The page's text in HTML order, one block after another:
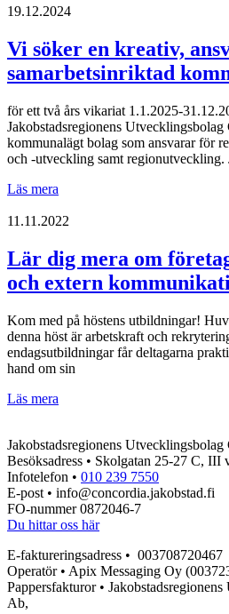
19.12.2024
Vi söker en kreativ,
samarbetsinriktad
för ett två års vikariat 1.1.2025-
Jakobstadsregionens Utvecklingsbolag
kommunalägt bolag som ansvarar för
och -utveckling samt regionutveckling.
Läs mera
en
ansvarsfull
och
samarbetsinriktad
11.11.2022
Lär dig mera om
och extern
Kom med på höstens utbildningar!
denna höst är arbetskraft och
endagsutbildningar får deltagarna
hand om sin
Läs mera
om
företagspresentationer
och
extern
kommunikation
Jakobstadsregionens
Besöksadress • Skolgatan 25-27 C, III
Infotelefon • 010 239 7550
E-post • info@concordia.jakobstad.fi
FO-nummer 0872046-7
Du hittar oss här
E-faktureringsadress • 003708720467
Operatör • Apix Messaging Oy
Pappersfakturor •
Ab,